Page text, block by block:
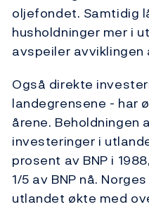
oljefondet. Samtidig
husholdninger mer i
avspeiler
Også direkte
landegrensene - har
årene. Beholdningen
investeringer i
prosent av BNP i
1/5 av BNP nå.
utlandet økte med